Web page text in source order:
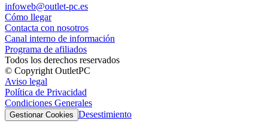
infoweb@outlet-pc.es
Cómo llegar
Contacta con nosotros
Canal interno de información
Programa de afiliados
Todos los derechos reservados
© Copyright OutletPC
Aviso legal
Política de Privacidad
Condiciones Generales
Gestionar Cookies Desestimiento